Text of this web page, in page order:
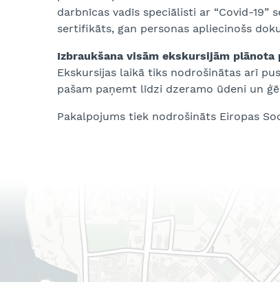
darbnīcas vadīs speciālisti ar “Covid-19”
sertifikāts, gan personas apliecinošs
Izbraukšana visām ekskursijām
Ekskursijas laikā tiks nodrošinātas arī
pašam paņemt līdzi dzeramo ūdeni un
Pakalpojums tiek nodrošināts Eiropas